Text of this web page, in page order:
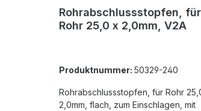
Rohrabschlussstopfen, für
Rohr 25,0 x 2,0mm, V2A
Produktnummer: 50329-240
Rohrabschlussstopfen, für Rohr
2,0mm, flach, zum Einschlagen, mit